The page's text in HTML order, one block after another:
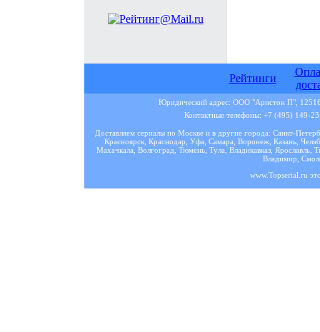
Рейтинги
Юридический адрес: ООО "Аристон П",
Контактные телефоны: +7 (495) 149-
Доставляем сериалы по Москве и в другие города: Санкт-
Красноярск, Краснодар, Уфа, Самара, Воронеж, Казань,
Махачкала, Волгоград, Тюмень, Тула, Владикавказ, Ярославль,
Владимир,
www.Topserial.ru